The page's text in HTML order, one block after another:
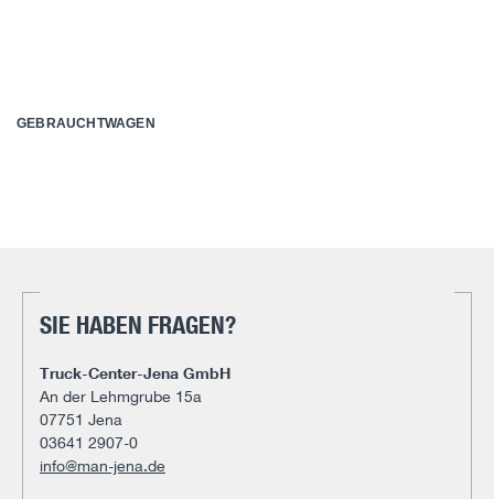
GEBRAUCHTWAGEN
SIE HABEN FRAGEN?
Truck-Center-Jena GmbH
An der Lehmgrube 15a
07751 Jena
03641 2907-0
info@man-jena.de